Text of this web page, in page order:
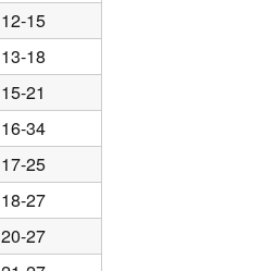
12-15
13-18
15-21
16-34
17-25
18-27
20-27